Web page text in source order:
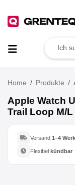
TOP Angebote
Wie
Rücksendung
Der Umwelt
Home Produkte
Apple Watch
Trail Loop M/L
Versand 1–4
Flexibel kündbar